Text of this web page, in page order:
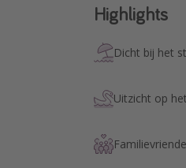
Highlights
Dicht bij het
Uitzicht op